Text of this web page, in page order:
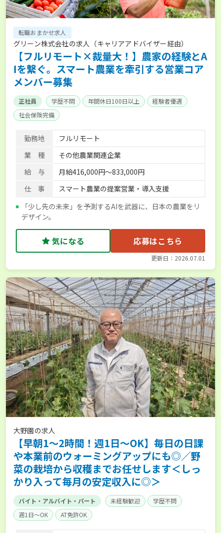
転職おまかせ求人
グリーン株式会社の求人（キャリアアドバイザー経由）
【フルリモート×裁量大！】農家の経験とA
Iを繋ぐ。スマート農業を牽引する営業コア
メンバー募集
正社員 学歴不問 年間休日100日以上
経験者優遇
社会保険完備
勤務地
フルリモート
業 種
その他農業関連企業
給 与
月給416,000円～833,000円
仕 事
スマート農業の提案営業・導入支援
「少し先の未来」を予測するAIを武器に、日本の農業をリ
デザイン。
気になる 応募はこちら
更新日：2026.07.01
大野園の求人
【早朝1～2時間！週1日～OK】毎日の日課
や本業前のウォーミングアップにも◎／野
菜の栽培から収穫までお任せします＜しっ
かり入って毎月の安定収入に◎＞
バイト・アルバイト・パート 未経験歓迎
学歴不問
週1日～OK
AT免許OK